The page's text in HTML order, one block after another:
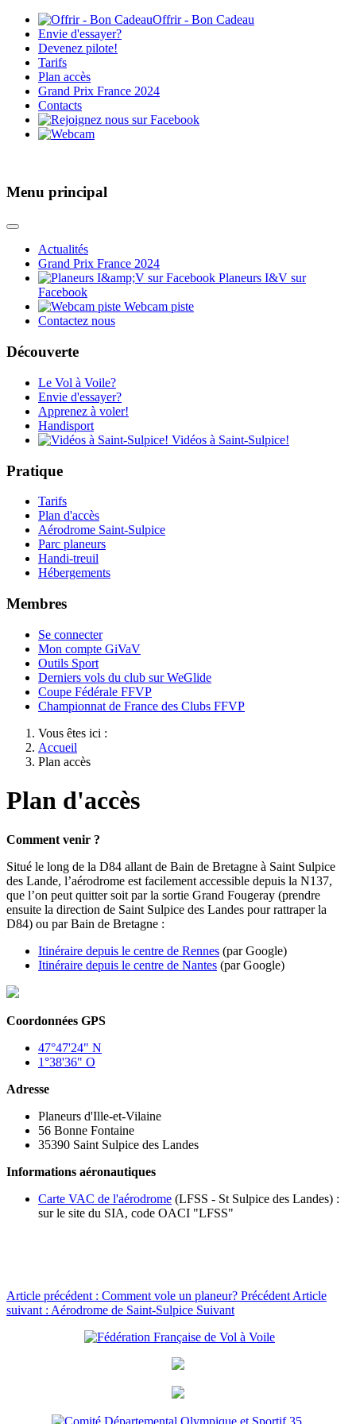
Offrir - Bon Cadeau
Envie d'essayer?
Devenez pilote!
Tarifs
Plan accès
Grand Prix France 2024
Contacts
Menu principal
Actualités
Grand Prix France 2024
Planeurs I&V sur
Facebook
Webcam piste
Contactez nous
Découverte
Le Vol à Voile?
Envie d'essayer?
Apprenez à voler!
Handisport
Vidéos à Saint-Sulpice!
Pratique
Tarifs
Plan d'accès
Aérodrome Saint-Sulpice
Parc planeurs
Handi-treuil
Hébergements
Membres
Se connecter
Mon compte GiVaV
Outils Sport
Derniers vols du club sur WeGlide
Coupe Fédérale FFVP
Championnat de France des Clubs FFVP
Vous êtes ici :
Accueil
Plan accès
Plan d'accès
Comment venir ?
Situé le long de la D84 allant de Bain de Bretagne à Saint Sulpice
des Lande, l’aérodrome est facilement accessible depuis la N137,
que l’on peut quitter soit par la sortie Grand Fougeray (prendre
ensuite la direction de Saint Sulpice des Landes pour rattraper la
D84) ou par Bain de Bretagne :
Itinéraire depuis le centre de Rennes (par Google)
Itinéraire depuis le centre de Nantes (par Google)
Coordonnées GPS
47°47'24" N
1°38'36" O
Adresse
Planeurs d'Ille-et-Vilaine
56 Bonne Fontaine
35390 Saint Sulpice des Landes
Informations aéronautiques
Carte VAC de l'aérodrome (LFSS - St Sulpice des Landes) :
sur le site du SIA, code OACI "LFSS"
Article précédent : Comment vole un planeur? Précédent Article
suivant : Aérodrome de Saint-Sulpice Suivant